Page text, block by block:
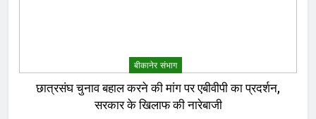
बीकानेर संभाग
छात्रसंघ चुनाव बहाल करने की मांग पर एबीवीपी का प्रदर्शन,
सरकार के खिलाफ की नारेबाजी